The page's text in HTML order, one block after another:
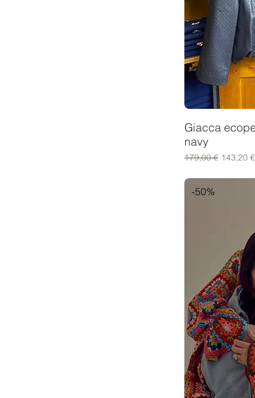
Giacca
navy
Prezzo regolare
179,00 € Prezzo
143,20 €
-50%